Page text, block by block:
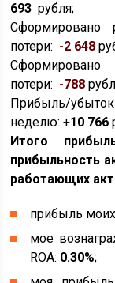
693 рубля;
Сформировано
потери: -2 648
потери: -788
Прибыль/
неделю: +10 766
Итого
прибыльность
работающих
прибыль
мое
ROA: 0.30%;